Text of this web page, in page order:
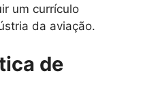
um currículo
da aviação.
de